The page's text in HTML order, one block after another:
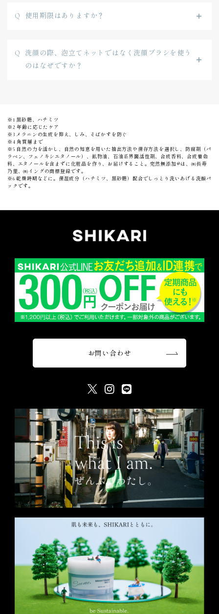
使用期限はありますか？
洗顔の際、泡立てネットではなく洗顔ブラシを使う
のはなぜですか？
※1 黒砂糖、ハチミツ
※2 年齢に応じたケア
※3 メラニンの生成を抑え、しみ、そばかすを防ぐ
※4 角質層まで
※5 自然の力を活かし、自然の知恵を用いた抽出方法や保存方法を選択し、防腐剤（パ
ラベン、フェノキシエタノール）、鉱物油、石油系界面活性剤、合成香料、合成着色
料、エタノールを含まずに化粧品を作り、お届けすること。完然無添加®は、㈱長寿
乃里、㈱イングの商標登録です。
※6 乾燥時期などに。保湿成分（ハチミツ、黒砂糖）配合でしっとり洗いあげる洗顔パ
ックです。
お問い合わせ